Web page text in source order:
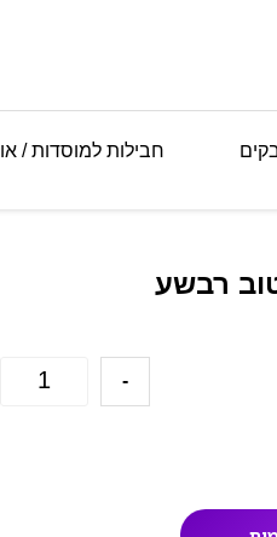
חבילות למוסדות /
רבשע
-